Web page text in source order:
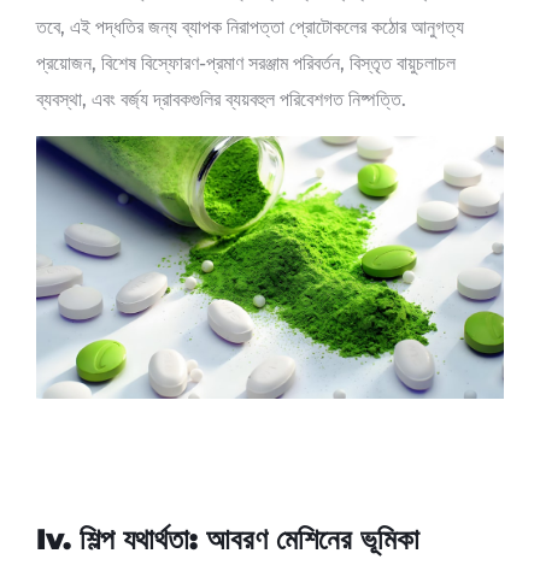
তবে, এই পদ্ধতির জন্য ব্যাপক নিরাপত্তা প্রোটোকলের কঠোর আনুগত্য
প্রয়োজন, বিশেষ বিস্ফোরণ-প্রমাণ সরঞ্জাম পরিবর্তন, বিস্তৃত বায়ুচলাচল
ব্যবস্থা, এবং বর্জ্য দ্রাবকগুলির ব্যয়বহুল পরিবেশগত নিষ্পত্তি.
Iv. শিল্প যথার্থতা: আবরণ মেশিনের ভূমিকা